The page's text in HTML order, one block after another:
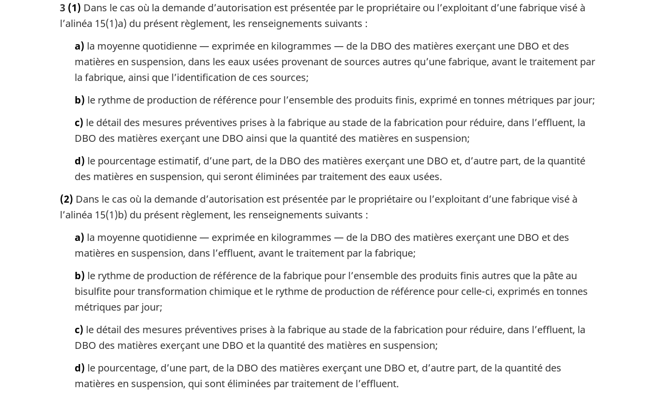
3 (1) Dans le cas où la demande d’autorisation est présentée par le propriétaire ou l’exploitant d’une fabrique visé à
l’alinéa 15(1)a) du présent règlement, les renseignements suivants :
a) la moyenne quotidienne — exprimée en kilogrammes — de la DBO des matières exerçant une DBO et des
matières en suspension, dans les eaux usées provenant de sources autres qu’une fabrique, avant le traitement par
la fabrique, ainsi que l’identification de ces sources;
b) le rythme de production de référence pour l’ensemble des produits finis, exprimé en tonnes métriques par jour;
c) le détail des mesures préventives prises à la fabrique au stade de la fabrication pour réduire, dans l’effluent, la
DBO des matières exerçant une DBO ainsi que la quantité des matières en suspension;
d) le pourcentage estimatif, d’une part, de la DBO des matières exerçant une DBO et, d’autre part, de la quantité
des matières en suspension, qui seront éliminées par traitement des eaux usées.
(2) Dans le cas où la demande d’autorisation est présentée par le propriétaire ou l’exploitant d’une fabrique visé à
l’alinéa 15(1)b) du présent règlement, les renseignements suivants :
a) la moyenne quotidienne — exprimée en kilogrammes — de la DBO des matières exerçant une DBO et des
matières en suspension, dans l’effluent, avant le traitement par la fabrique;
b) le rythme de production de référence de la fabrique pour l’ensemble des produits finis autres que la pâte au
bisulfite pour transformation chimique et le rythme de production de référence pour celle-ci, exprimés en tonnes
métriques par jour;
c) le détail des mesures préventives prises à la fabrique au stade de la fabrication pour réduire, dans l’effluent, la
DBO des matières exerçant une DBO et la quantité des matières en suspension;
d) le pourcentage, d’une part, de la DBO des matières exerçant une DBO et, d’autre part, de la quantité des
matières en suspension, qui sont éliminées par traitement de l’effluent.